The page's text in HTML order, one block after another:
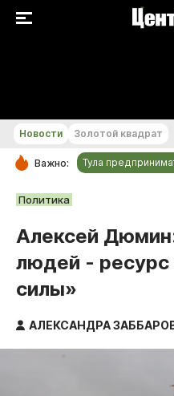
РУБРИКИ
Общество
Культура
Происшествия
Спорт
Тульский бренд
Тула
Новости Золотой квадрат
Важно: Тула
Политика
Алексей
людей - ресурс
силы»
АЛЕКСАНДРА